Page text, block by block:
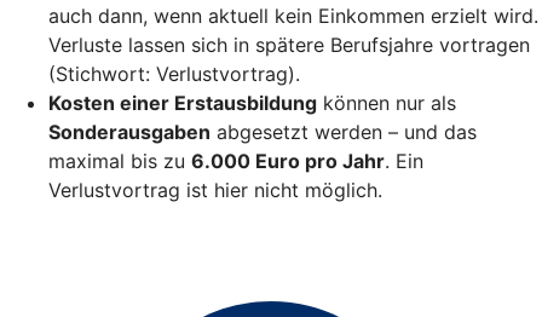
auch dann, wenn aktuell kein Einkommen erzielt wird.
Verluste lassen sich in spätere Berufsjahre vortragen
(Stichwort: Verlustvortrag).
Kosten einer Erstausbildung können nur als
Sonderausgaben abgesetzt werden – und das
maximal bis zu 6.000 Euro pro Jahr. Ein
Verlustvortrag ist hier nicht möglich.